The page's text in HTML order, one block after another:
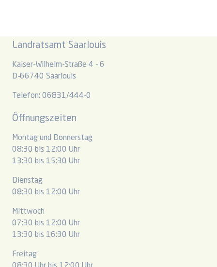
Landratsamt Saarlouis
Kaiser-Wilhelm-Straße 4 - 6
D-66740 Saarlouis
Telefon: 06831/444-0
Öffnungszeiten
Montag und Donnerstag
08:30 bis 12:00 Uhr
13:30 bis 15:30 Uhr
Dienstag
08:30 bis 12:00 Uhr
Mittwoch
07:30 bis 12:00 Uhr
13:30 bis 16:30 Uhr
Freitag